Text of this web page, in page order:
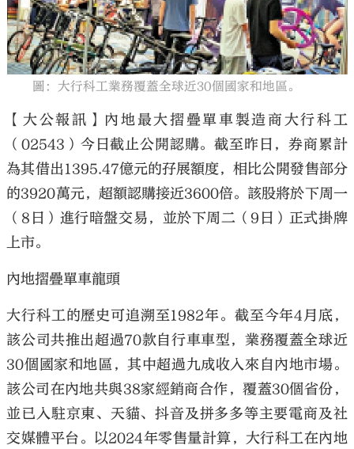
大公文匯
圖：大行科工業務覆蓋全球近30個國家和地區。
【大公報訊】內地最大摺疊單車製造商大行科工
（02543）今日截止公開認購。截至昨日，券商累計
為其借出1395.47億元的孖展額度，相比公開發售部分
的3920萬元，超額認購接近3600倍。該股將於下周一
（8日）進行暗盤交易，並於下周二（9日）正式掛牌
上市。
內地摺疊單車龍頭
大行科工的歷史可追溯至1982年。截至今年4月底，
該公司共推出超過70款自行車車型，業務覆蓋全球近
30個國家和地區，其中超過九成收入來自內地市場。
該公司在內地共與38家經銷商合作，覆蓋30個省份，
並已入駐京東、天貓、抖音及拼多多等主要電商及社
交媒體平台。以2024年零售量計算，大行科工在內地